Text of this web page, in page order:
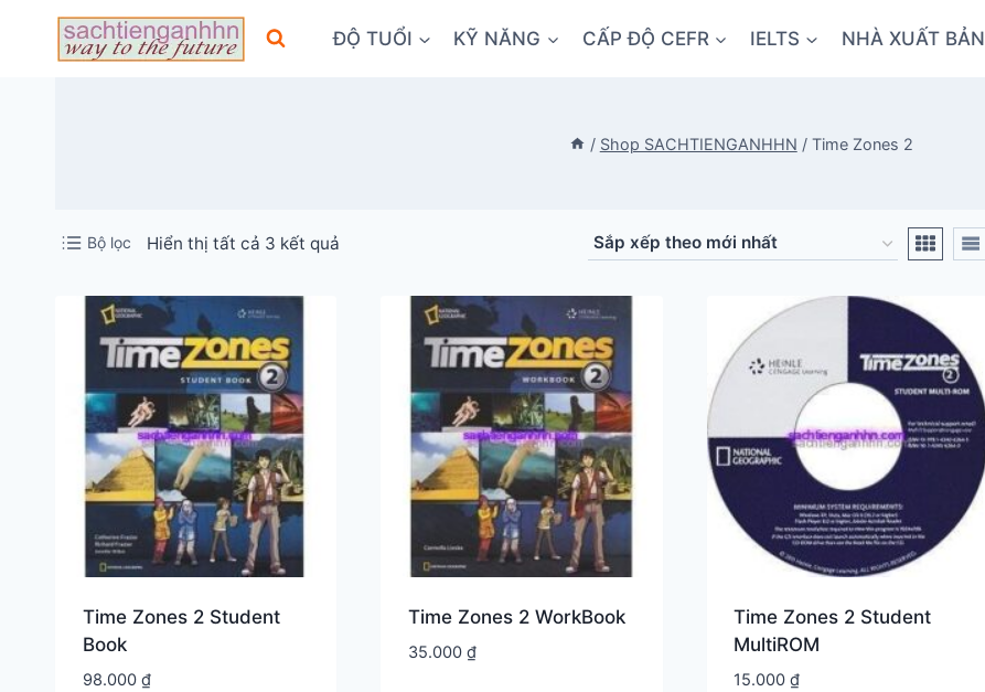
ĐỘ TUỔI KỸ NĂNG CẤP ĐỘ CEFR IELTS NHÀ XUẤT BẢN
/ Shop SACHTIENGANHHN / Time Zones 2
Bộ lọc Hiển thị tất cả 3 kết quảĐã
Time Zones 2 Student
Book
98.000 ₫
Time Zones 2 WorkBook
35.000 ₫
Time Zones 2 Student
MultiROM
15.000₫